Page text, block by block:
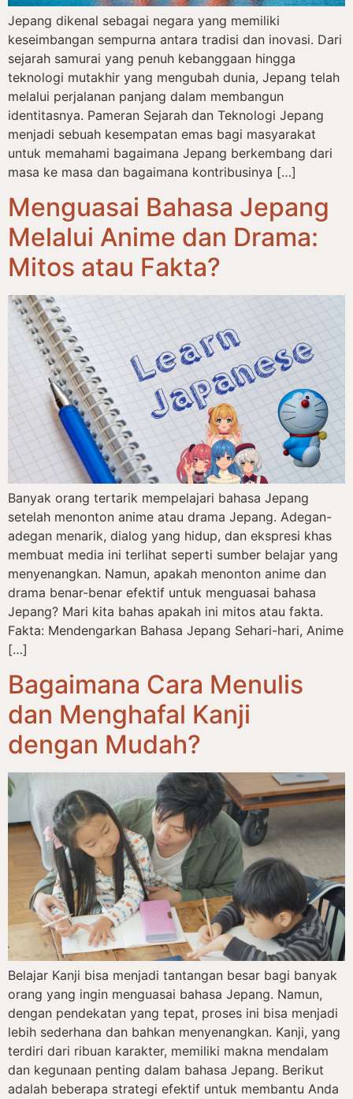
Jepang dikenal sebagai negara yang memiliki
keseimbangan sempurna antara tradisi dan inovasi. Dari
sejarah samurai yang penuh kebanggaan hingga
teknologi mutakhir yang mengubah dunia, Jepang telah
melalui perjalanan panjang dalam membangun
identitasnya. Pameran Sejarah dan Teknologi Jepang
menjadi sebuah kesempatan emas bagi masyarakat
untuk memahami bagaimana Jepang berkembang dari
masa ke masa dan bagaimana kontribusinya […]
Menguasai Bahasa Jepang
Melalui Anime dan Drama:
Mitos atau Fakta?
Banyak orang tertarik mempelajari bahasa Jepang
setelah menonton anime atau drama Jepang. Adegan-
adegan menarik, dialog yang hidup, dan ekspresi khas
membuat media ini terlihat seperti sumber belajar yang
menyenangkan. Namun, apakah menonton anime dan
drama benar-benar efektif untuk menguasai bahasa
Jepang? Mari kita bahas apakah ini mitos atau fakta.
Fakta: Mendengarkan Bahasa Jepang Sehari-hari, Anime
[…]
Bagaimana Cara Menulis
dan Menghafal Kanji
dengan Mudah?
Belajar Kanji bisa menjadi tantangan besar bagi banyak
orang yang ingin menguasai bahasa Jepang. Namun,
dengan pendekatan yang tepat, proses ini bisa menjadi
lebih sederhana dan bahkan menyenangkan. Kanji, yang
terdiri dari ribuan karakter, memiliki makna mendalam
dan kegunaan penting dalam bahasa Jepang. Berikut
adalah beberapa strategi efektif untuk membantu Anda